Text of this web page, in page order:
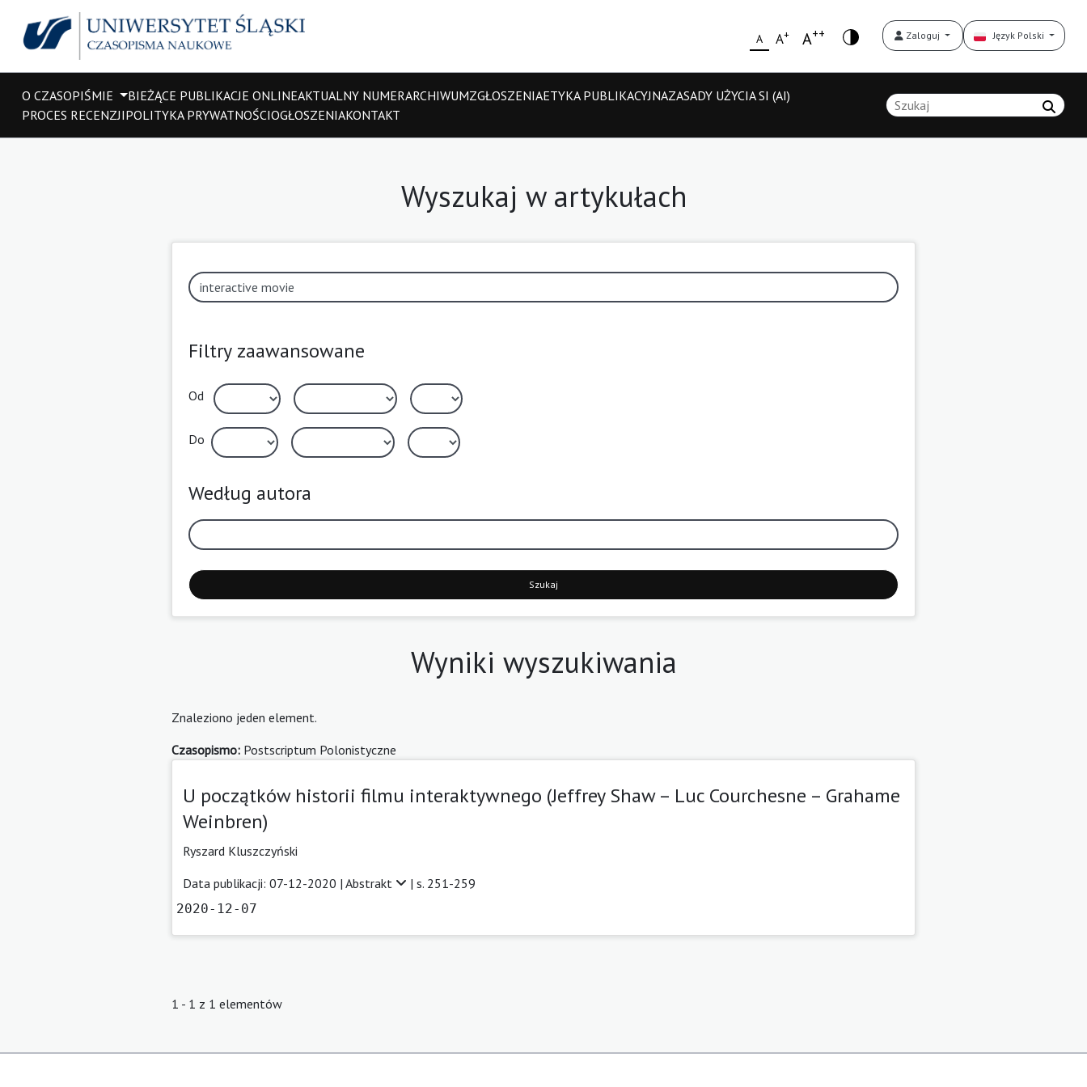
A A+ A++ Zaloguj Język Polski
O CZASOPIŚMIE BIEŻĄCE PUBLIKACJE ONLINEAKTUALNY NUMERARCHIWUMZGŁOSZENIAETYKA PUBLIKACYJNAZASADY UŻYCIA SI (AI)
PROCES RECENZJIPOLITYKA PRYWATNOŚCIOGŁOSZENIAKONTAKT
Wyszukaj w artykułach
Filtry zaawansowane
Od
Do
Według autora
Szukaj
Wyniki wyszukiwania
Znaleziono jeden element.
Czasopismo: Postscriptum Polonistyczne
U początków historii filmu interaktywnego (Jeffrey Shaw – Luc Courchesne – Grahame
Weinbren)
Ryszard Kluszczyński
Data publikacji: 07-12-2020 | Abstrakt | s. 251-259
2020-12-07
1 - 1 z 1 elementów